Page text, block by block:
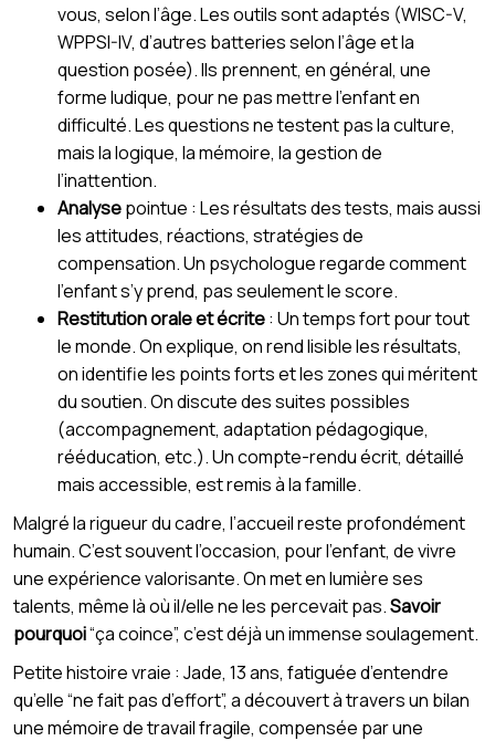
vous, selon l’âge. Les outils sont adaptés (WISC-V,
WPPSI-IV, d’autres batteries selon l’âge et la
question posée). Ils prennent, en général, une
forme ludique, pour ne pas mettre l’enfant en
difficulté. Les questions ne testent pas la culture,
mais la logique, la mémoire, la gestion de
l’inattention.
Analysepointue : Les résultats des tests, mais aussi
les attitudes, réactions, stratégies de
compensation. Un psychologue regarde comment
l’enfant s’y prend, pas seulement le score.
Restitution orale et écrite: Un temps fort pour tout
le monde. On explique, on rend lisible les résultats,
on identifie les points forts et les zones qui méritent
du soutien. On discute des suites possibles
(accompagnement, adaptation pédagogique,
rééducation, etc.). Un compte-rendu écrit, détaillé
mais accessible, est remis à la famille.
Malgré la rigueur du cadre, l’accueil reste profondément
humain. C’est souvent l’occasion, pour l’enfant, de vivre
une expérience valorisante. On met en lumière ses
talents, même là où il/elle ne les percevait pas.Savoir
pourquoi“ça coince”, c’est déjà un immense soulagement.
Petite histoire vraie : Jade, 13 ans, fatiguée d’entendre
qu’elle “ne fait pas d’effort”, a découvert à travers un bilan
une mémoire de travail fragile, compensée par une